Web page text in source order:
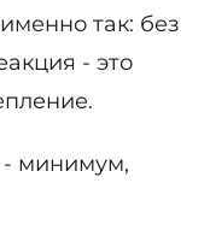
так: без
- это
- минимум,